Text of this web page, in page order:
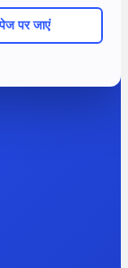
पर जाएं